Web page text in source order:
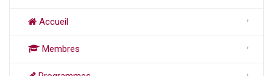
Accueil
Membres